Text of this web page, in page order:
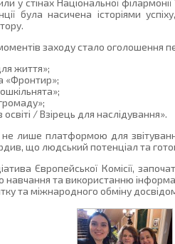
у стінах Національної
була насичена історіями
заходу стало оголошення
життя»;
«Фронтир»;
освіті / Взірець для наслідування».
лише платформою для
що людський потенціал та
Європейської Комісії,
навчання та використанню
та міжнародного обміну